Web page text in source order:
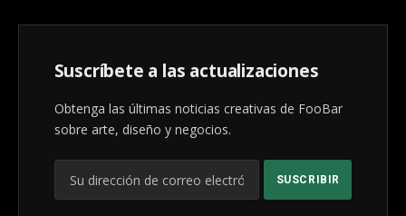
Suscríbete a las actualizaciones
Obtenga las últimas noticias creativas de FooBar
sobre arte, diseño y negocios.